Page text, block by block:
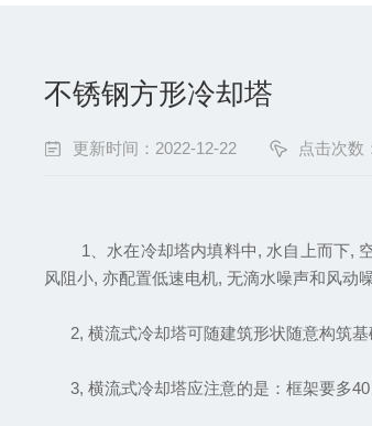
不锈钢方形冷却塔
更新时间：2022-12-22 点击次数
1、水在冷却塔内填料中, 水自上而下, 空
风阻小, 亦配置低速电机, 无滴水噪声和风动
2, 横流式冷却塔可随建筑形状随意构筑基
3, 横流式冷却塔应注意的是：框架要多40